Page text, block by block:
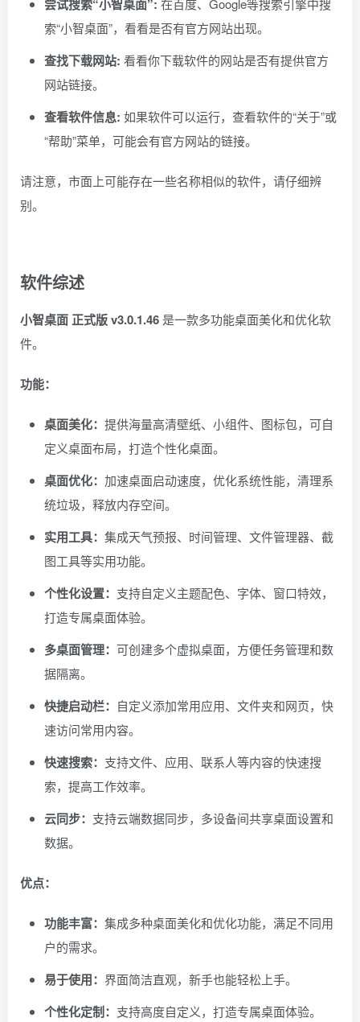
尝试搜索“小智桌面”:
索“小智桌面”，看看是否有官方网站出现。
查找下载网站: 看看你下载软件的网站是否有提供官方
网站链接。
查看软件信息: 如果软件可以运行，查看软件的“关于”或
“帮助”菜单，可能会有官方网站的链接。
请注意，市面上可能存在一些名称相似的软件，请仔细辨
别。
软件综述
小智桌面 正式版 v3.0.1.46 是一款多功能桌面美化和优化软
件。
功能：
桌面美化： 提供海量高清壁纸、小组件、图标包，可自
定义桌面布局，打造个性化桌面。
桌面优化： 加速桌面启动速度，优化系统性能，清理系
统垃圾，释放内存空间。
实用工具： 集成天气预报、时间管理、文件管理器、截
图工具等实用功能。
个性化设置： 支持自定义主题配色、字体、窗口特效，
打造专属桌面体验。
多桌面管理： 可创建多个虚拟桌面，方便任务管理和数
据隔离。
快捷启动栏： 自定义添加常用应用、文件夹和网页，快
速访问常用内容。
快速搜索： 支持文件、应用、联系人等内容的快速搜
索，提高工作效率。
云同步： 支持云端数据同步，多设备间共享桌面设置和
数据。
优点：
功能丰富： 集成多种桌面美化和优化功能，满足不同用
户的需求。
易于使用： 界面简洁直观，新手也能轻松上手。
个性化定制： 支持高度自定义，打造专属桌面体验。